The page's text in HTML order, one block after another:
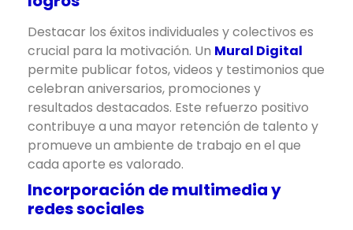
Destacar los éxitos individuales y colectivos es
crucial para la motivación. Un Mural Digital
permite publicar fotos, videos y testimonios que
celebran aniversarios, promociones y
resultados destacados. Este refuerzo positivo
contribuye a una mayor retención de talento y
promueve un ambiente de trabajo en el que
cada aporte es valorado.
Incorporación de multimedia y
redes sociales